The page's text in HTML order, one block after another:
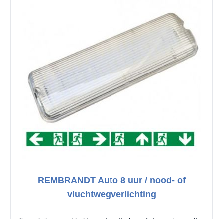
REMBRANDT Auto 8 uur / nood- of
vluchtwegverlichting